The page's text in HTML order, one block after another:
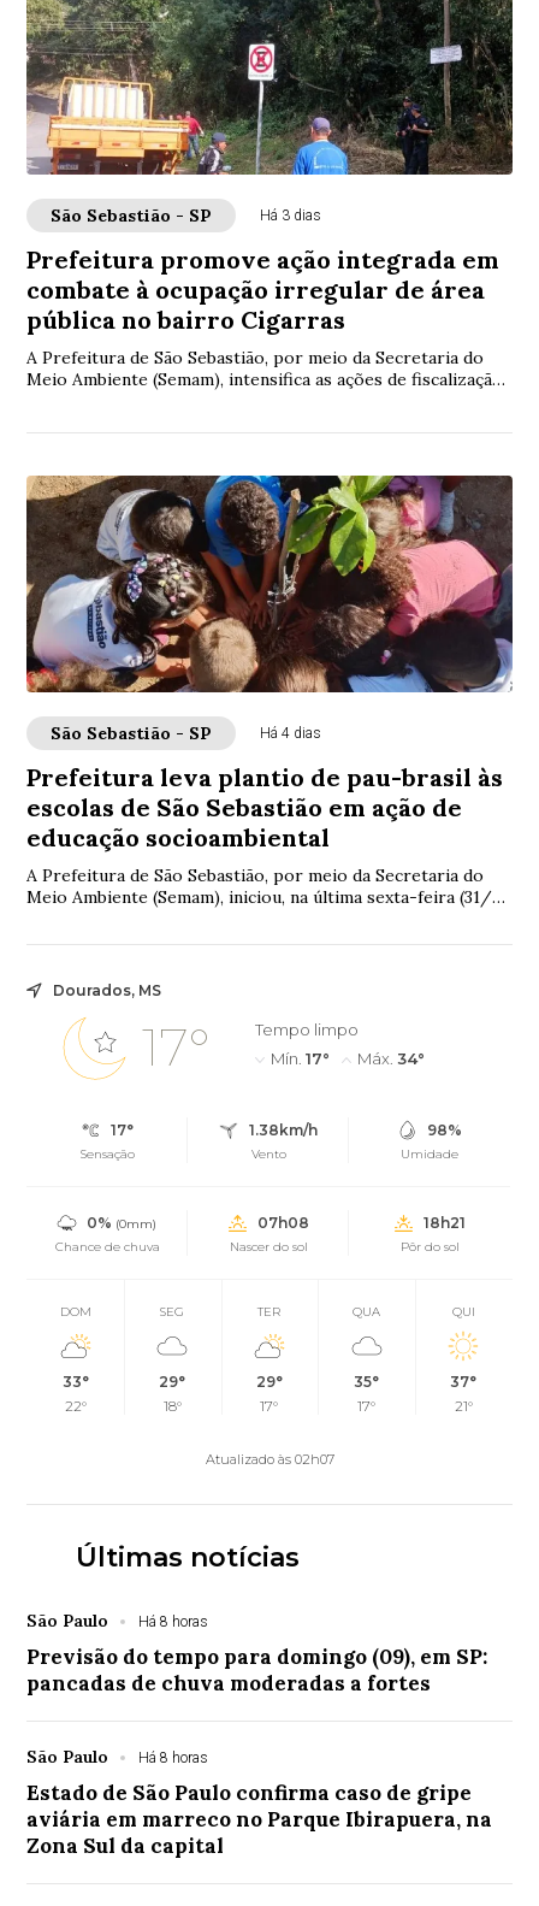
São Sebastião - SP Há 3 dias
Prefeitura promove ação integrada em
combate à ocupação irregular de área
pública no bairro Cigarras
A Prefeitura de São Sebastião, por meio da Secretaria do
Meio Ambiente (Semam), intensifica as ações de fiscalização
São Sebastião - SP Há 4 dias
Prefeitura leva plantio de pau-brasil às
escolas de São Sebastião em ação de
educação socioambiental
A Prefeitura de São Sebastião, por meio da Secretaria do
Meio Ambiente (Semam), iniciou, na última sexta-feira (31/7),
Dourados, MS
17°
Tempo limpo
Mín. 17° Máx. 34°
17°
Sensação
1.38km/h
Vento
98%
Umidade
0% (0mm)
Chance de chuva
07h08
Nascer do sol
18h21
Pôr do sol
DOM
33°
22°
SEG
29°
18°
TER
29°
17°
QUA
35°
17°
QUI
37°
21°
Atualizado às 02h07
Últimas notícias
São Paulo Há 8 horas
Previsão do tempo para domingo (09), em SP:
pancadas de chuva moderadas a fortes
São Paulo Há 8 horas
Estado de São Paulo confirma caso de gripe
aviária em marreco no Parque Ibirapuera, na
Zona Sul da capital